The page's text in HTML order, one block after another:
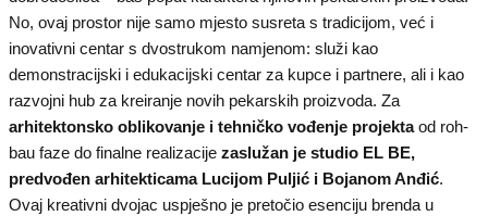
No, ovaj prostor nije samo mjesto susreta s tradicijom, već i
inovativni centar s dvostrukom namjenom: služi kao
demonstracijski i edukacijski centar za kupce i partnere, ali i kao
razvojni hub za kreiranje novih pekarskih proizvoda. Za
arhitektonsko oblikovanje i tehničko vođenje projektaod roh-
bau faze do finalne realizacije zaslužan je studio EL BE,
predvođen arhitekticama Lucijom Puljić i Bojanom Anđić.
Ovaj kreativni dvojac uspješno je pretočio esenciju brenda u